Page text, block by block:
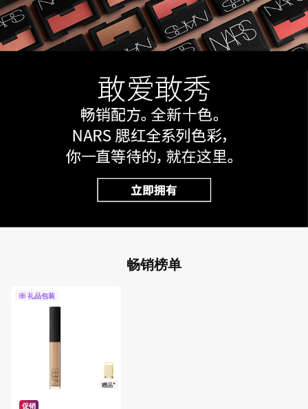
畅销榜单
礼品包装
赠品*
促销